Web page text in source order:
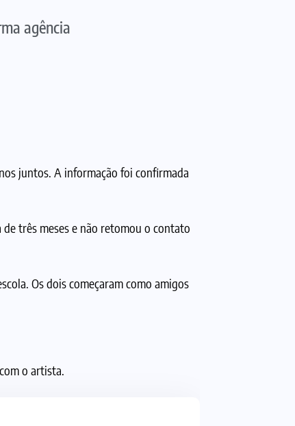
agência
juntos. A informação foi confirmada
três meses e não retomou o contato
Os dois começaram como amigos
o artista.